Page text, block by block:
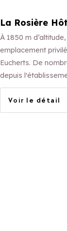
La Rosière
À 1850 m
emplacement
Eucherts. De
depuis
Voir le détail